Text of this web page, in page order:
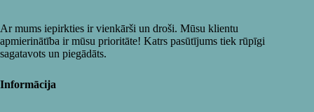
Ar mums iepirkties ir vienkārši un droši. Mūsu klientu
apmierinātība ir mūsu prioritāte! Katrs pasūtījums tiek rūpīgi
sagatavots un piegādāts.
Informācija